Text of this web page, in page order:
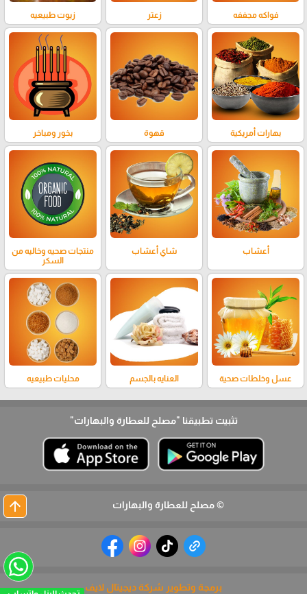
فواكه مجففه زعتر زيوت طبيعيه
بهارات أمريكية قهوة بخور ومباخر
أعشاب شاي أعشاب
منتجات صحيه وخاليه من
السكر
عسل وخلطات صحية العنايه بالجسم محليات طبيعيه
تثبيت تطبيقنا "مصلح للعطارة والبهارات"
© مصلح للعطارة والبهارات arrow_upward
برمجة وتطوير شركة ديجيتال لايف